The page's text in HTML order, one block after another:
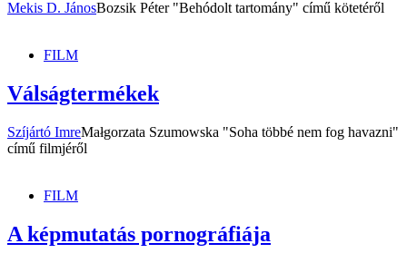
Mekis D. JánosBozsik Péter "Behódolt tartomány" című kötetéről
FILM
Válságtermékek
Szíjártó ImreMałgorzata Szumowska "Soha többé nem fog havazni"
című filmjéről
FILM
A képmutatás pornográfiája